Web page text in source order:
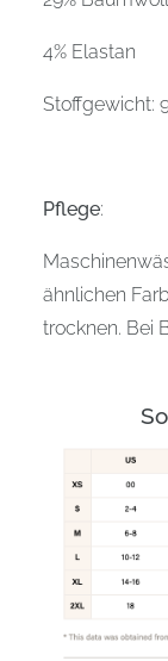
4% Elastan
Stoffgewicht:
Pflege:
ähnlichen
trocknen. Bei